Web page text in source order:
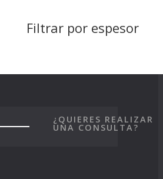
Filtrar por espesor
¿QUIERES REALIZAR
UNA CONSULTA?